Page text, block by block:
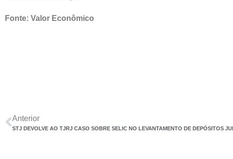
Fonte: Valor Econômico
Anterior
STJ DEVOLVE AO TJRJ CASO SOBRE SELIC NO LEVANTAMENTO DE DEPÓSITOS